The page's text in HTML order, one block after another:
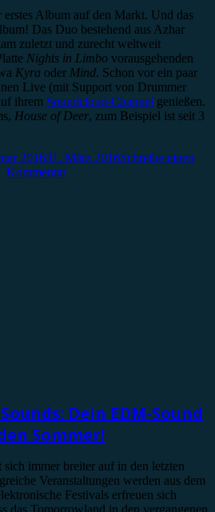
Album auf den Markt. Und das
Das Duo bestehend aus Azhar
zuletzt und zurecht weltweit
Nights in Limbo vorausgehenden
Kyra oder Mind. Schon vor ein paar
Live (mit Support von Drummer
ihrem Soundcloud-Channel genießen.
House of Deer, zum Beispiel ist seit 3
201631. März 2016Schreibe einen
Kommentar
Dein EDM-Sound
Sommer!
immer breiter auf in den letzten
Veranstaltungen werden aus dem
Festivals erfreuen sich
das Tomorrowland in den vergangenen